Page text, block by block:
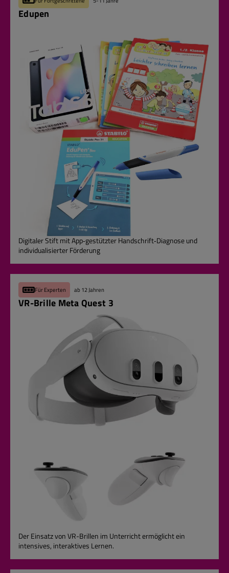
Edupen
Digitaler Stift mit App‑gestützter Handschrift‑Diagnose und
individualisierter Förderung
Für Experten ab 12 Jahren
VR-Brille Meta Quest 3
Der Einsatz von VR-Brillen im Unterricht ermöglicht ein
intensives, interaktives Lernen.